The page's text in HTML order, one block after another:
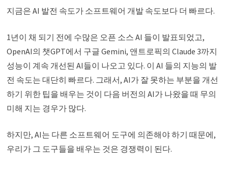
지금은 AI 발전 속도가 소프트웨어 개발 속도보다 더 빠르다.
1년이 채 되기 전에 수많은 오픈 소스 AI 들이 발표되었고,
OpenAI의 챗GPT에서 구글 Gemini, 앤트로픽의 Claude 3까지
성능이 계속 개선된 AI들이 나오고 있다. 이 AI 들의 지능의 발
전 속도는 대단히 빠르다. 그래서, AI가 잘 못하는 부분을 개선
하기 위한 팁을 배우는 것이 다음 버전의 AI가 나왔을 때 무의
미해 지는 경우가 많다.
하지만, AI는 다른 소프트웨어 도구에 의존해야 하기 때문에,
우리가 그 도구들을 배우는 것은 경쟁력이 된다.